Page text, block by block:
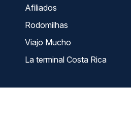
Afiliados
Rodomilhas
Viajo Mucho
La terminal Costa Rica